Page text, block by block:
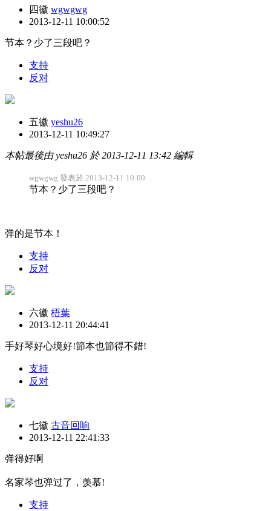
四徽 wgwgwg
2013-12-11 10:00:52
节本？少了三段吧？
支持
反对
五徽 yeshu26
2013-12-11 10:49:27
本帖最後由 yeshu26 於 2013-12-11 13:42 編輯
wgwgwg 發表於 2013-12-11 10:00
节本？少了三段吧？
弹的是节本！
支持
反对
六徽 梧葉
2013-12-11 20:44:41
手好琴好心境好!節本也節得不錯!
支持
反对
七徽 古音回响
2013-12-11 22:41:33
弹得好啊
名家琴也弹过了，羡慕!
支持